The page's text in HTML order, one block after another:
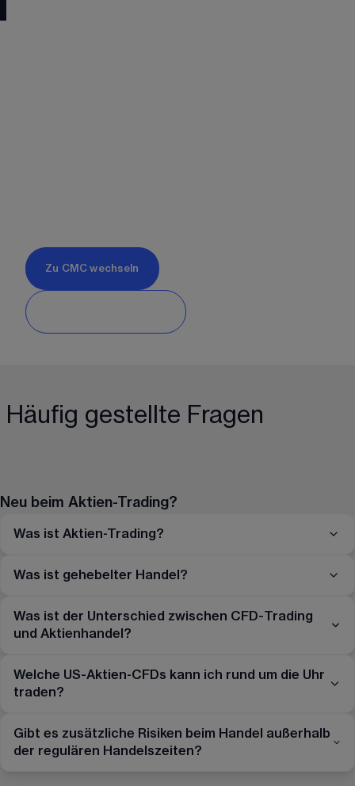
Zu CMC wechseln
Häufig gestellte Fragen
Neu beim Aktien-Trading?
Was ist Aktien-Trading?
Was ist gehebelter Handel?
Was ist der Unterschied zwischen CFD-Trading
und Aktienhandel?
Welche US-Aktien-CFDs kann ich rund um die Uhr
traden?
Gibt es zusätzliche Risiken beim Handel außerhalb
der regulären Handelszeiten?